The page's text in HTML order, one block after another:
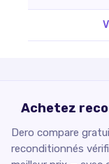
Achetez
Dero compare
reconditionnés